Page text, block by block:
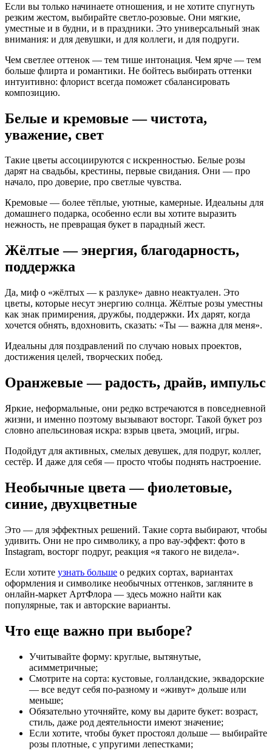
Если вы только начинаете отношения, и не хотите спугнуть
резким жестом, выбирайте светло-розовые. Они мягкие,
уместные и в будни, и в праздники. Это универсальный знак
внимания: и для девушки, и для коллеги, и для подруги.
Чем светлее оттенок — тем тише интонация. Чем ярче — тем
больше флирта и романтики. Не бойтесь выбирать оттенки
интуитивно: флорист всегда поможет сбалансировать
композицию.
Белые и кремовые — чистота,
уважение, свет
Такие цветы ассоциируются с искренностью. Белые розы
дарят на свадьбы, крестины, первые свидания. Они — про
начало, про доверие, про светлые чувства.
Кремовые — более тёплые, уютные, камерные. Идеальны для
домашнего подарка, особенно если вы хотите выразить
нежность, не превращая букет в парадный жест.
Жёлтые — энергия, благодарность,
поддержка
Да, миф о «жёлтых — к разлуке» давно неактуален. Это
цветы, которые несут энергию солнца. Жёлтые розы уместны
как знак примирения, дружбы, поддержки. Их дарят, когда
хочется обнять, вдохновить, сказать: «Ты — важна для меня».
Идеальны для поздравлений по случаю новых проектов,
достижения целей, творческих побед.
Оранжевые — радость, драйв, импульс
Яркие, неформальные, они редко встречаются в повседневной
жизни, и именно поэтому вызывают восторг. Такой букет роз
словно апельсиновая искра: взрыв цвета, эмоций, игры.
Подойдут для активных, смелых девушек, для подруг, коллег,
сестёр. И даже для себя — просто чтобы поднять настроение.
Необычные цвета — фиолетовые,
синие, двухцветные
Это — для эффектных решений. Такие сорта выбирают, чтобы
удивить. Они не про символику, а про вау-эффект: фото в
Instagram, восторг подруг, реакция «я такого не видела».
Если хотите узнать больше о редких сортах, вариантах
оформления и символике необычных оттенков, загляните в
онлайн-маркет АртФлора — здесь можно найти как
популярные, так и авторские варианты.
Что еще важно при выборе?
Учитывайте форму: круглые, вытянутые,
асимметричные;
Смотрите на сорта: кустовые, голландские, эквадорские
— все ведут себя по-разному и «живут» дольше или
меньше;
Обязательно уточняйте, кому вы дарите букет: возраст,
стиль, даже род деятельности имеют значение;
Если хотите, чтобы букет простоял дольше — выбирайте
розы плотные, с упругими лепестками;